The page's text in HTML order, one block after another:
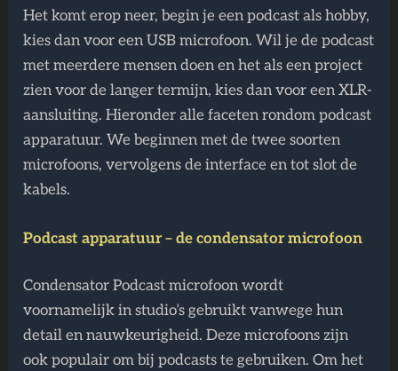
Het komt erop neer, begin je een podcast als hobby,
kies dan voor een USB microfoon. Wil je de podcast
met meerdere mensen doen en het als een project
zien voor de langer termijn, kies dan voor een XLR-
aansluiting. Hieronder alle faceten rondom podcast
apparatuur. We beginnen met de twee soorten
microfoons, vervolgens de interface en tot slot de
kabels.
Podcast apparatuur – de condensator microfoon
Condensator Podcast microfoon wordt
voornamelijk in studio’s gebruikt vanwege hun
detail en nauwkeurigheid. Deze microfoons zijn
ook populair om bij podcasts te gebruiken. Om het